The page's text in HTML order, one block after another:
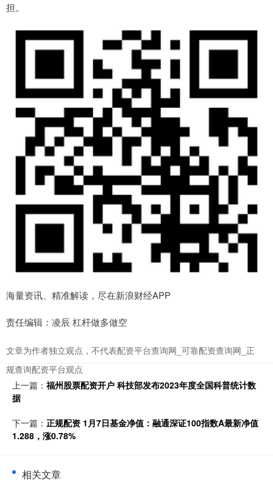
担。
海量资讯、精准解读，尽在新浪财经APP
责任编辑：凌辰 杠杆做多做空
文章为作者独立观点，不代表配资平台查询网_可靠配资查询网_正
规查询配资平台观点
上一篇： 福州股票配资开户 科技部发布2023年度全国科普统计数
据
下一篇： 正规配资 1月7日基金净值：融通深证100指数A最新净值
1.288，涨0.78%
相关文章